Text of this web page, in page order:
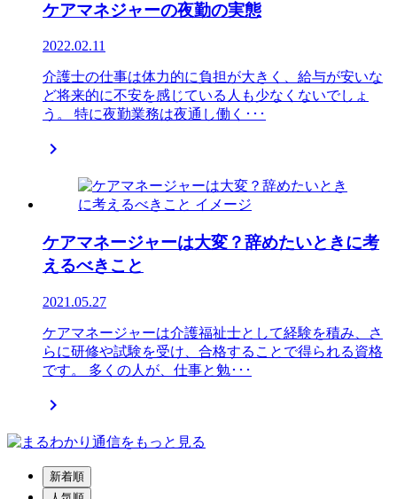
ケアマネジャーの夜勤の実態
2022.02.11
介護士の仕事は体力的に負担が大きく、給与が安いな
ど将来的に不安を感じている人も少なくないでしょ
う。 特に夜勤業務は夜通し働く･･･

ケアマネージャーは大変？辞めたいときに考
えるべきこと
2021.05.27
ケアマネージャーは介護福祉士として経験を積み、さ
らに研修や試験を受け、合格することで得られる資格
です。 多くの人が、仕事と勉･･･

新着順